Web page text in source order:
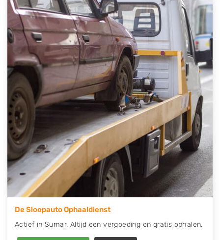
verkopen en op te laten halen door de Sloopauto
Ophaaldienst van Autosloperijen.nl. Wij kunnen uw
auto gratis ophalen in Sumar. Neem telefonisch
contact op of maak een terugbelafspraak. Wilt u
direct een tweedehands auto onderdelen offerte
aanvragen? Dat kan via de Onderdelenlijn! Vul uw
kenteken in en druk op verzenden.
Wij kunnen u helpen met de inkoop van auto's van
eigenlijk alle merken, zoals Alfa Romeo, Audi, BMW,
Chevrolet, Citroën, Dacia, Fiat, Ford, Honda, Hyundai,
Kia, Mazda, Mercedes Benz, Mitsubishi, Nissan, Opel,
Peugeot, Porsche, Renault, Seat, Skoda, Suzuki, Tesla,
Toyota, Volkswagen en Volvo.
De Sloopauto Ophaaldienst
Actief in Sumar. Altijd een vergoeding en gratis ophalen.